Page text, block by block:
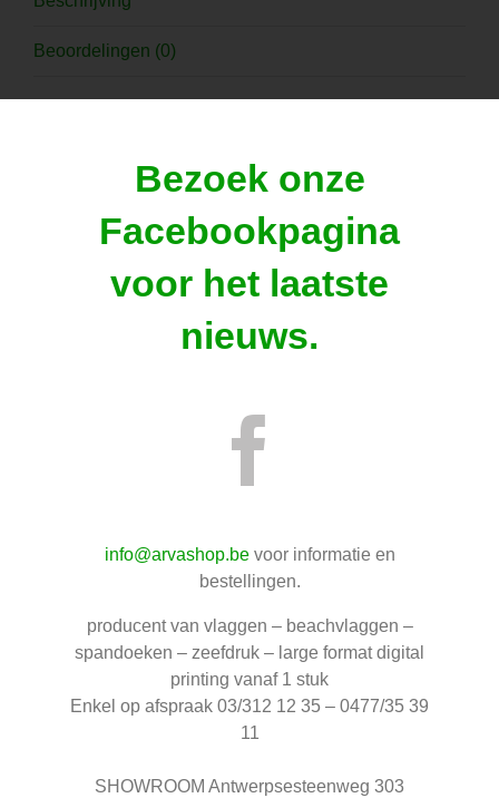
Beoordelingen (0)
1 stuk : € 60,00Bezoek onze
Facebookpagina
voor het laatste
nieuws.
info@arvashop.bevoor informatie en
bestellingen.
producent van vlaggen – beachvlaggen –
spandoeken – zeefdruk – large format digital
printing vanaf 1 stuk
Enkel op afspraak 03/312 12 35 – 0477/35 39
11
SHOWROOM Antwerpsesteenweg 303